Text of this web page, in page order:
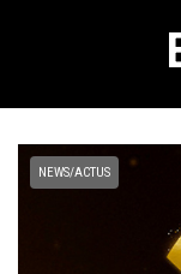
NEWS/ACTUS